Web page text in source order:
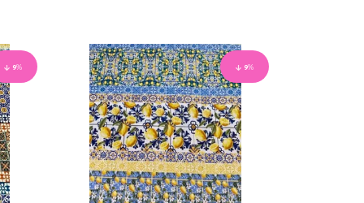
9% 9%